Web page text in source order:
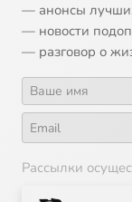
— анонсы
— новости
— разговор о
Рассылки